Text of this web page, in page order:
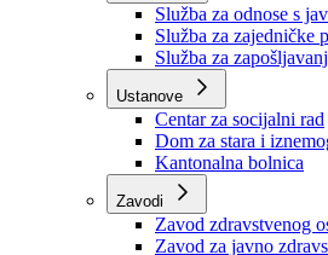
Organizacije
Službe
Služba za odnose s
Služba za zajedničke
Služba za zapošljavanje
Ustanove
Centar za socijalni rad
Dom za stara i
Kantonalna bolnica